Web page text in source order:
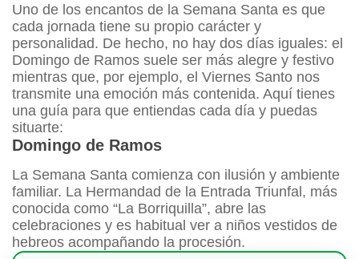
Uno de los encantos de la Semana Santa es que
cada jornada tiene su propio carácter y
personalidad. De hecho, no hay dos días iguales: el
Domingo de Ramos suele ser más alegre y festivo
mientras que, por ejemplo, el Viernes Santo nos
transmite una emoción más contenida. Aquí tienes
una guía para que entiendas cada día y puedas
situarte:
Domingo de Ramos
La Semana Santa comienza con ilusión y ambiente
familiar. La Hermandad de la Entrada Triunfal, más
conocida como “La Borriquilla”, abre las
celebraciones y es habitual ver a niños vestidos de
hebreos acompañando la procesión.